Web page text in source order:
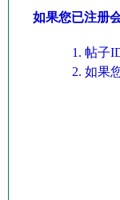
如果您已注册
帖子
如果